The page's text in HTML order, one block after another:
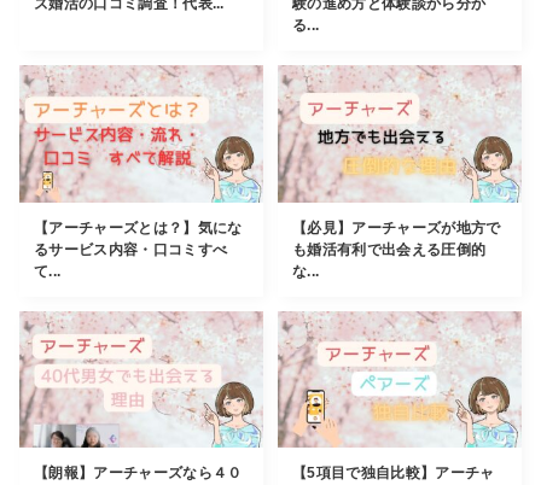
ズ婚活の口コミ調査！代表...
験の進め方と体験談から分か
る...
【アーチャーズとは？】気にな
るサービス内容・口コミすべ
て...
【必見】アーチャーズが地方で
も婚活有利で出会える圧倒的
な...
【朗報】アーチャーズなら４０
【5項目で独自比較】アーチャ